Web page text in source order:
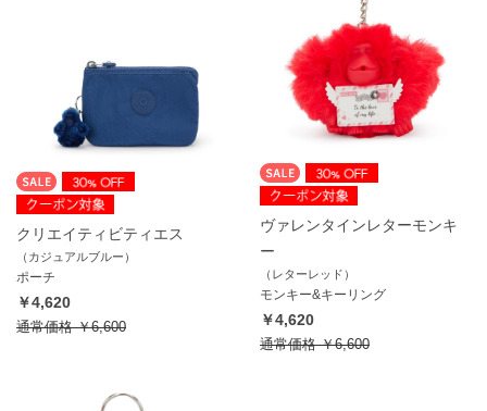
クリエイティビティエス
（カジュアルブルー）
ポーチ
￥4,620
通常価格￥6,600
ヴァレンタインレターモンキ
ー
（レターレッド）
モンキー&キーリング
￥4,620
通常価格￥6,600